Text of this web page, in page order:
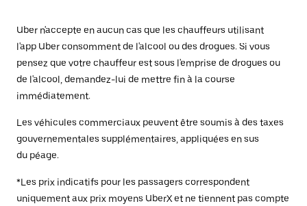
Uber n'accepte en aucun cas que les chauffeurs utilisant
l'app Uber consomment de l'alcool ou des drogues. Si vous
pensez que votre chauffeur est sous l'emprise de drogues ou
de l'alcool, demandez-lui de mettre fin à la course
immédiatement.
Les véhicules commerciaux peuvent être soumis à des taxes
gouvernementales supplémentaires, appliquées en sus
du péage.
*Les prix indicatifs pour les passagers correspondent
uniquement aux prix moyens UberX et ne tiennent pas compte